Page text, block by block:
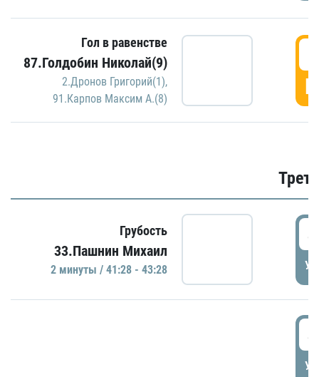
Гол в равенстве
87.Голдобин Николай(9)
2.Дронов Григорий(1),
91.Карпов Максим А.(8)
Грубость
33.Пашнин Михаил
2 минуты / 41:28 - 43:28